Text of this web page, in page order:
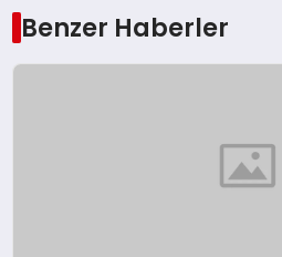
Benzer Haberler